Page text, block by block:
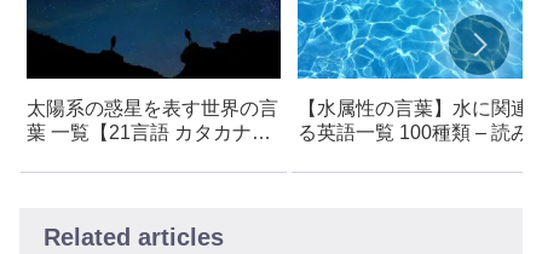
太陽系の惑星を表す世界の言
葉 一覧【21言語 カタカナ読
【水属性の言葉】水に関連
る英語一覧 100種類 – 読み
Related articles